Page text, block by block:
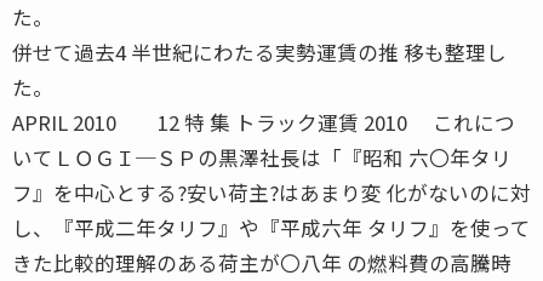
た。
併せて過去4 半世紀にわたる実勢運賃の推 移も整理し
た。
APRIL 2010 12 特 集 トラック運賃 2010 これにつ
いてＬＯＧＩ─ＳＰの黒澤社長は「『昭和 六〇年タリ
フ』を中心とする?安い荷主?はあまり変 化がないのに対
し、『平成二年タリフ』や『平成六年 タリフ』を使って
きた比較的理解のある荷主が〇八年 の燃料費の高騰時